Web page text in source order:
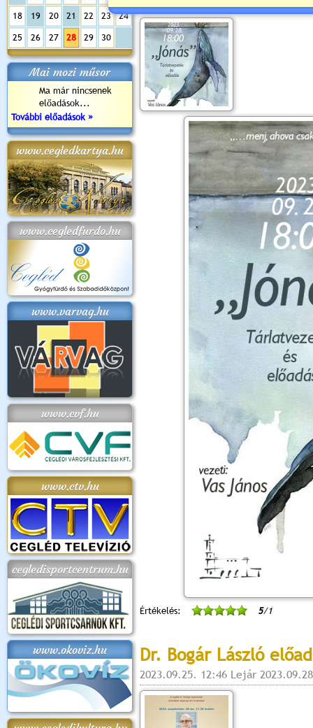
18 19 20 21 22 23 24
25 26 27 28 29 30
Mai mozi műsor
Ma már nincsenek
előadások...
További előadások »
www.cegledkartya.hu
www.cegledfurdo.hu
www.varvag.hu
www.cvf.hu
www.ctv.hu
cegledisportcentrum.hu
www.okoviz.hu
Értékelés: 5/1
Dr. Bogár László
2023.09.25. 12:46 Lejár